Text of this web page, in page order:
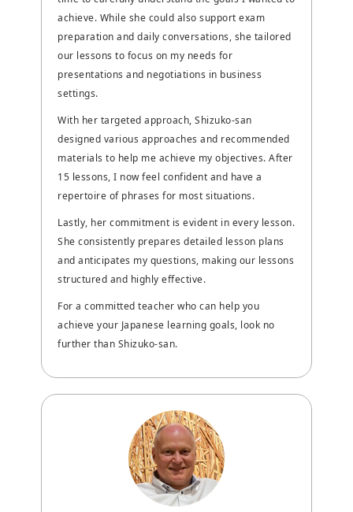
achieve. While she could also support exam
preparation and daily conversations, she tailored
our lessons to focus on my needs for
presentations and negotiations in business
settings.
With her targeted approach, Shizuko-san
designed various approaches and recommended
materials to help me achieve my objectives. After
15 lessons, I now feel confident and have a
repertoire of phrases for most situations.
Lastly, her commitment is evident in every lesson.
She consistently prepares detailed lesson plans
and anticipates my questions, making our lessons
structured and highly effective.
For a committed teacher who can help you
achieve your Japanese learning goals, look no
further than Shizuko-san.